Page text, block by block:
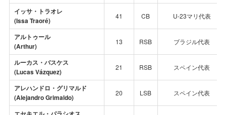
イッサ・トラオレ
(Issa Traoré)
41 CB U-23マリ代表
アルトゥール
(Arthur)
13 RSB ブラジル代表
ルーカス・バスケス
(Lucas Vázquez)
21 RSB スペイン代表
アレハンドロ・グリマルド
(Alejandro Grimaldo)
20 LSB スペイン代表